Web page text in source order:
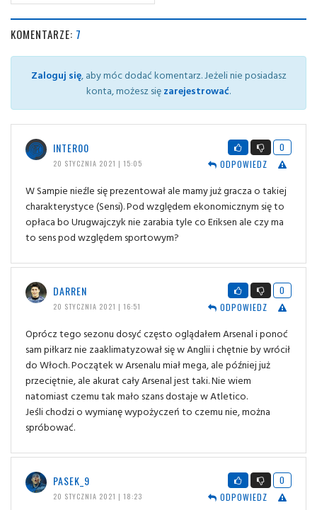
KOMENTARZE: 7
Zaloguj się, aby móc dodać komentarz. Jeżeli nie posiadasz
konta, możesz sięzarejestrować.
INTER00
20 STYCZNIA 2021 | 15:05
0
ODPOWIEDZ
W Sampie nieźle się prezentował ale mamy już gracza o takiej
charakterystyce (Sensi). Pod względem ekonomicznym się to
opłaca bo Urugwajczyk nie zarabia tyle co Eriksen ale czy ma
to sens pod względem sportowym?
DARREN
20 STYCZNIA 2021 | 16:51
0
ODPOWIEDZ
Oprócz tego sezonu dosyć często oglądałem Arsenal i ponoć
sam piłkarz nie zaaklimatyzował się w Anglii i chętnie by wrócił
do Włoch. Początek w Arsenalu miał mega, ale później już
przeciętnie, ale akurat cały Arsenal jest taki. Nie wiem
natomiast czemu tak mało szans dostaje w Atletico.
Jeśli chodzi o wymianę wypożyczeń to czemu nie, można
spróbować.
PASEK_9
20 STYCZNIA 2021 | 18:23
0
ODPOWIEDZ